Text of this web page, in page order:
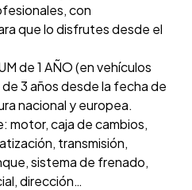
con
que lo disfrutes desde el
de 1 AÑO (en vehículos
3 años desde la fecha de
nacional y europea.
motor, caja de cambios,
transmisión,
sistema de frenado,
dirección…